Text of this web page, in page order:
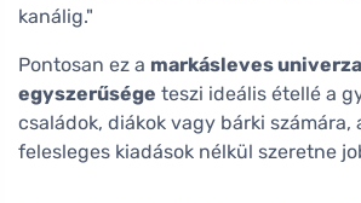
kanálig."
Pontosan ez a markásleves
egyszerűsége teszi ideális étellé a
családok, diákok vagy bárki számára,
felesleges kiadások nélkül szeretne